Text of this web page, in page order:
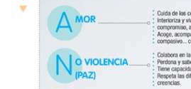
Enseñanza - Aprendizaje
Acción Tutorial
Atención a la diversidad